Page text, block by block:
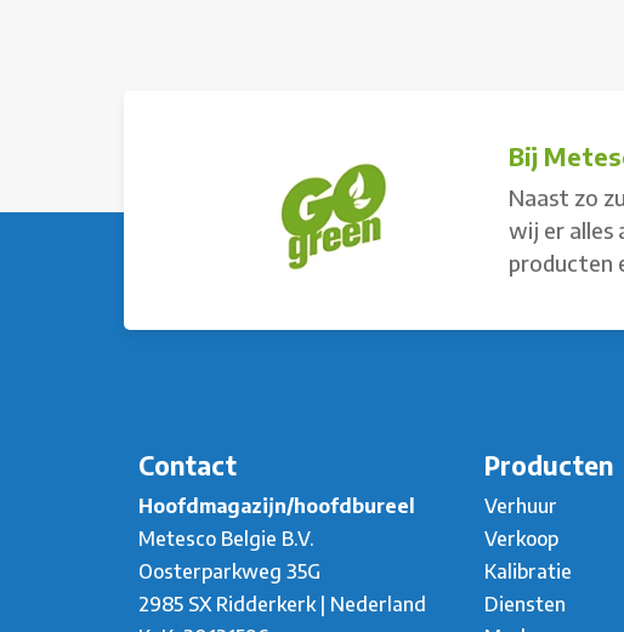
Bij
Naast zo
wij er alles
producten
Contact
Hoofdmagazijn/hoofdbureel
Metesco Belgie B.V.
Oosterparkweg 35G
2985 SX Ridderkerk | Nederland
Producten
Verhuur
Verkoop
Kalibratie
Diensten